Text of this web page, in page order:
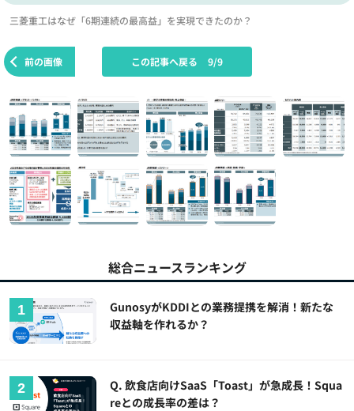
三菱重工はなぜ「6期連続の最高益」を実現できたのか？
前の画像 この記事へ戻る 9/9
総合ニュースランキング
GunosyがKDDIとの業務提携を解消！新たな
収益軸を作れるか？
Q. 飲食店向けSaaS「Toast」が急成長！Squa
reとの成長率の差は？